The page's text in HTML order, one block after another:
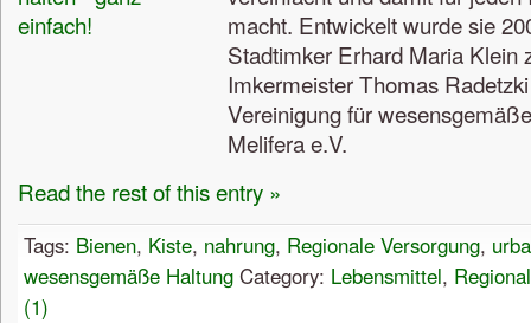
macht. Entwickelt wurde sie
Stadtimker Erhard Maria Klein
Imkermeister Thomas
Vereinigung für
Melifera e.V.
Read the rest of this entry »
Tags: Bienen, Kiste, nahrung, Regionale Versorgung,
wesensgemäße Haltung Category: Lebensmittel,
(1)